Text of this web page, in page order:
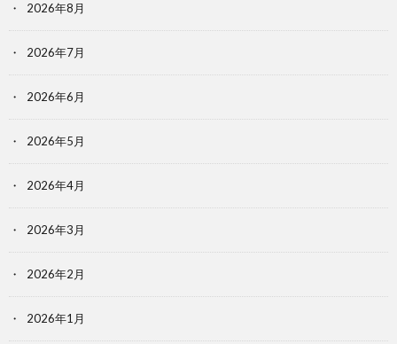
2026年8月
2026年7月
2026年6月
2026年5月
2026年4月
2026年3月
2026年2月
2026年1月